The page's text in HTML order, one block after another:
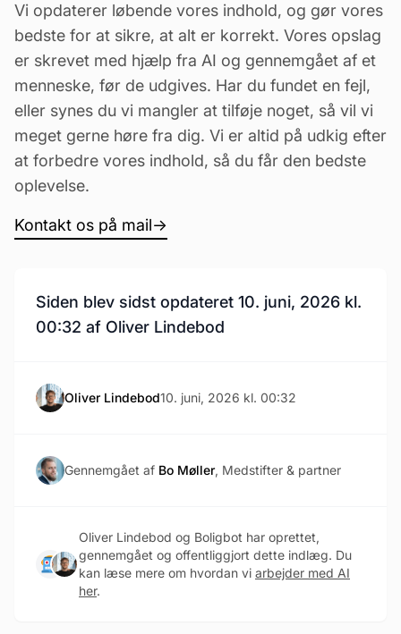
Vi opdaterer løbende vores indhold, og gør vores
bedste for at sikre, at alt er korrekt. Vores opslag
er skrevet med hjælp fra AI og gennemgået af et
menneske, før de udgives. Har du fundet en fejl,
eller synes du vi mangler at tilføje noget, så vil vi
meget gerne høre fra dig. Vi er altid på udkig efter
at forbedre vores indhold, så du får den bedste
oplevelse.
Kontakt os på mail→
Siden blev sidst opdateret 10. juni, 2026 kl.
00:32 af Oliver Lindebod
Oliver Lindebod10. juni, 2026 kl. 00:32
Gennemgået af Bo Møller, Medstifter & partner
Oliver Lindebod og Boligbot har oprettet,
gennemgået og offentliggjort dette indlæg. Du
kan læse mere om hvordan vi arbejder med AI
her.